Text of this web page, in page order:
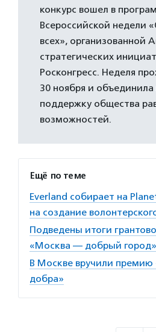
конкурс вошел в
Всероссийской недели
всех», организованной
стратегических
Росконгресс. Неделя
30 ноября и
поддержку общества
возможностей.
Ещё по теме
Everland собирает на
на создание
Подведены итоги
«Москва — добрый город»
В Москве вручили премию
добра»